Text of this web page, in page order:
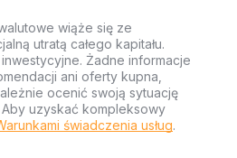
wiąże się ze
utratą całego kapitału.
Żadne informacje
ani oferty kupna,
ocenić swoją sytuację
uzyskać kompleksowy
świadczenia usług.